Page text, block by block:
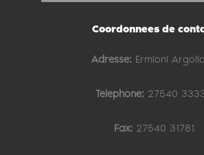
Coordonnees de
Adresse: Ermioni
Telephone: 27540
Fax: 27540 31781